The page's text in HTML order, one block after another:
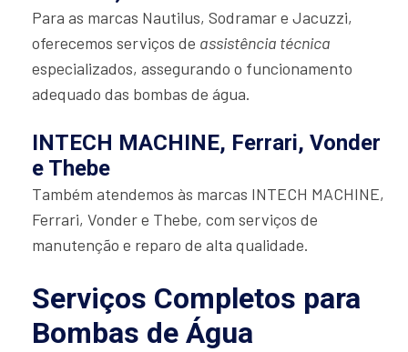
Para as marcas Nautilus, Sodramar e Jacuzzi,
oferecemos serviços de assistência técnica
especializados, assegurando o funcionamento
adequado das bombas de água.
INTECH MACHINE, Ferrari, Vonder
e Thebe
Também atendemos às marcas INTECH MACHINE,
Ferrari, Vonder e Thebe, com serviços de
manutenção e reparo de alta qualidade.
Serviços Completos para
Bombas de Água